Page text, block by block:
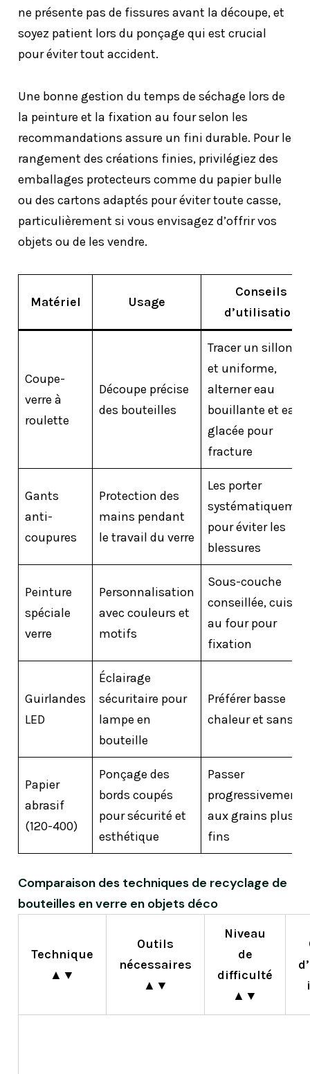
ne présente pas de fissures avant la découpe, et
soyez patient lors du ponçage qui est crucial
pour éviter tout accident.
Une bonne gestion du temps de séchage lors de
la peinture et la fixation au four selon les
recommandations assure un fini durable. Pour le
rangement des créations finies, privilégiez des
emballages protecteurs comme du papier bulle
ou des cartons adaptés pour éviter toute casse,
particulièrement si vous envisagez d’offrir vos
objets ou de les vendre.
Matériel Usage
Conseils
d’utilisation
Coupe-
verre à
roulette
Découpe précise
des bouteilles
Tracer un sillon
et uniforme,
alterner eau
bouillante et eau
glacée pour
fracture
Gants
anti-
coupures
Protection des
mains pendant
le travail du verre
Les porter
pour éviter les
blessures
Peinture
spéciale
verre
Personnalisation
avec couleurs et
motifs
Sous-couche
conseillée,
au four pour
fixation
Guirlandes
LED
Éclairage
sécuritaire pour
lampe en
bouteille
Préférer basse
chaleur et sans fil
Papier
abrasif
(120-400)
Ponçage des
bords coupés
pour sécurité et
esthétique
Passer
progressivement
aux grains plus
fins
Comparaison des techniques de recyclage de
bouteilles en verre en objets déco
Technique
▲▼
Outils
nécessaires
▲▼
Niveau
de
difficulté
▲▼